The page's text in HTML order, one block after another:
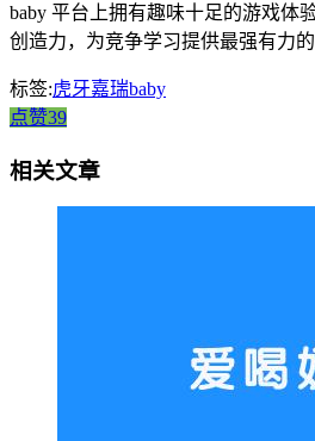
baby 平台上拥有趣味十足的游戏体
创造力，为竞争学习提供最强有力的
标签:虎牙嘉瑞baby
点赞39
相关文章